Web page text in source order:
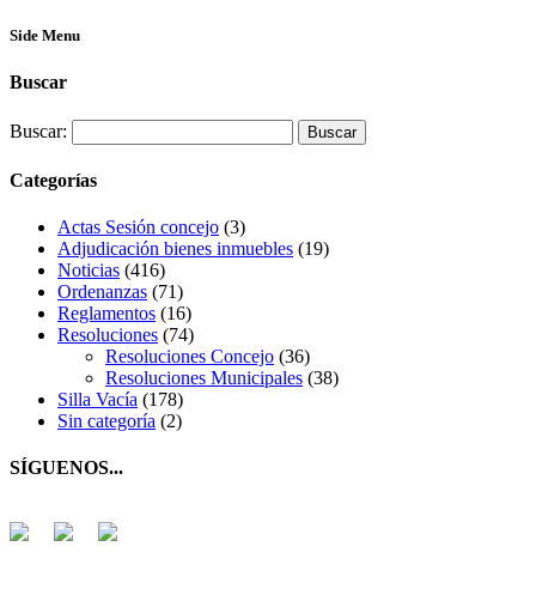
Side Menu
Buscar
Buscar:
Categorías
Actas Sesión concejo (3)
Adjudicación bienes inmuebles (19)
Noticias (416)
Ordenanzas (71)
Reglamentos (16)
Resoluciones (74)
Resoluciones Concejo (36)
Resoluciones Municipales (38)
Silla Vacía (178)
Sin categoría (2)
SÍGUENOS...